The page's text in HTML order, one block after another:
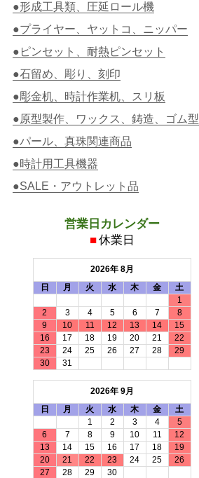
●形成工具類、圧延ロール機
●プライヤー、ヤットコ、ニッパー
●ピンセット、耐熱ピンセット
●石留め、彫り、刻印
●彫金机、時計作業机、スリ板
●原型製作、ワックス、鋳造、ゴム型
●パール、真珠関連商品
●時計用工具機器
●SALE・アウトレット品
営業日カレンダー
■休業日
2026年 8月
日
月 火 水 木 金
土
1
2
3 4 5 6 7
8
9
10 11 12 13 14
15
16
17 18 19 20 21
22
23
24 25 26 27 28
29
30
31
2026年 9月
日
月 火 水 木 金
土
1
2 3 4
5
6
7 8 9 10 11
12
13
14 15 16 17 18
19
20
21 22 23 24 25
26
27
28 29 30